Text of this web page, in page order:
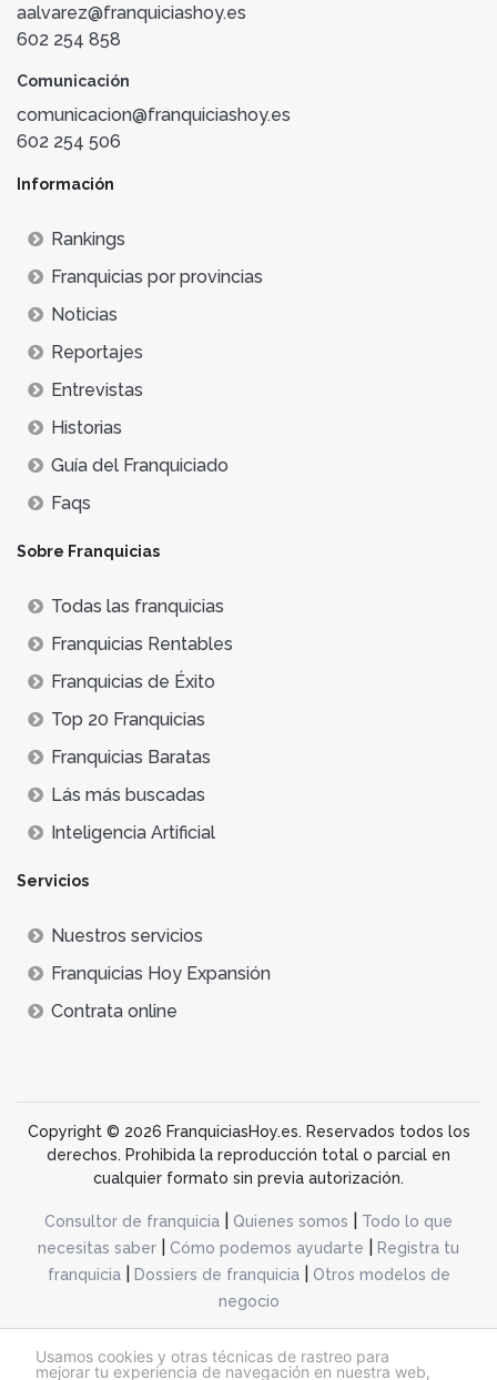
Usamos cookies y otras técnicas de rastreo para
mejorar tu experiencia de navegación en nuestra web,
aalvarez@franquiciashoy.es
602 254 858
Comunicación
comunicacion@franquiciashoy.es
602 254 506
Información
Rankings
Franquicias por provincias
Noticias
Reportajes
Entrevistas
Historias
Guía del Franquiciado
Faqs
Sobre Franquicias
Todas las franquicias
Franquicias Rentables
Franquicias de Éxito
Top 20 Franquicias
Franquicias Baratas
Lás más buscadas
Inteligencia Artificial
Servicios
Nuestros servicios
Franquicias Hoy Expansión
Contrata online
Copyright © 2026 FranquiciasHoy.es. Reservados todos los
derechos. Prohibida la reproducción total o parcial en
cualquier formato sin previa autorización.
Consultor de franquicia Quienes somos
Todo lo que
necesitas saber
Cómo podemos ayudarte
Registra tu
franquicia| Dossiers de franquicia|
Otros modelos de
negocio